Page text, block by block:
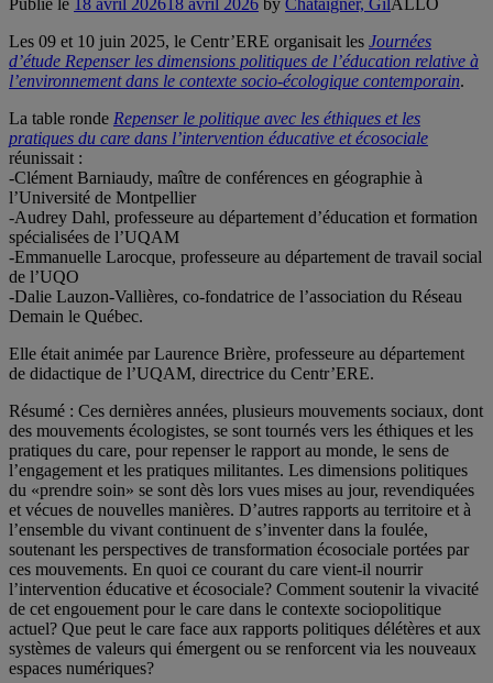
Publié le 18 avril 202618 avril 2026 by Chataigner, GilALLO
Les 09 et 10 juin 2025, le Centr’ERE organisait les Journées
d’étude Repenser les dimensions politiques de l’éducation relative à
l’environnement dans le contexte socio-écologique contemporain.
La table ronde Repenser le politique avec les éthiques et les
pratiques du care dans l’intervention éducative et écosociale
réunissait :
-Clément Barniaudy, maître de conférences en géographie à
l’Université de Montpellier
-Audrey Dahl, professeure au département d’éducation et formation
spécialisées de l’UQAM
-Emmanuelle Larocque, professeure au département de travail social
de l’UQO
-Dalie Lauzon-Vallières, co-fondatrice de l’association du Réseau
Demain le Québec.
Elle était animée par Laurence Brière, professeure au département
de didactique de l’UQAM, directrice du Centr’ERE.
Résumé : Ces dernières années, plusieurs mouvements sociaux, dont
des mouvements écologistes, se sont tournés vers les éthiques et les
pratiques du care, pour repenser le rapport au monde, le sens de
l’engagement et les pratiques militantes. Les dimensions politiques
du «prendre soin» se sont dès lors vues mises au jour, revendiquées
et vécues de nouvelles manières. D’autres rapports au territoire et à
l’ensemble du vivant continuent de s’inventer dans la foulée,
soutenant les perspectives de transformation écosociale portées par
ces mouvements. En quoi ce courant du care vient-il nourrir
l’intervention éducative et écosociale? Comment soutenir la vivacité
de cet engouement pour le care dans le contexte sociopolitique
actuel? Que peut le care face aux rapports politiques délétères et aux
systèmes de valeurs qui émergent ou se renforcent via les nouveaux
espaces numériques?